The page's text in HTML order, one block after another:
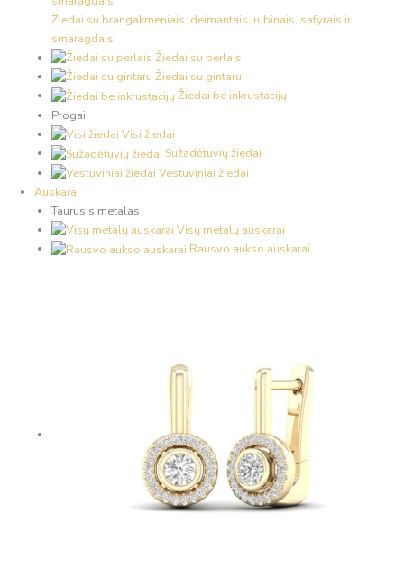
Žiedai su brangakmeniais: deimantais, rubinais, safyrais ir
smaragdais
Žiedai su perlais
Žiedai su gintaru
Žiedai be inkrustacijų
Progai
Visi žiedai
Sužadėtuvių žiedai
Vestuviniai žiedai
Auskarai
Taurusis metalas
Visų metalų auskarai
Rausvo aukso auskarai